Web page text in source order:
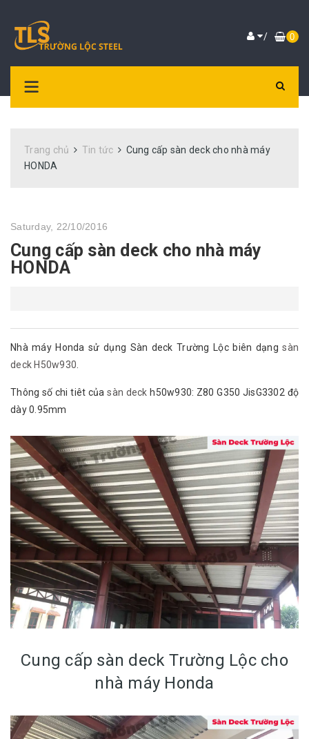
/ 0
Trang chủ Tin tức
Cung cấp sàn deck cho nhà máy
HONDA
Saturday, 22/10/2016
Cung cấp sàn deck cho nhà máy
HONDA
Nhà máy Honda sử dụng Sàn deck Trường Lộc biên dạngsàn
deck H50w930
Thông số chi tiêt củasàn deck h50w930: Z80 G350 JisG3302 độ
dày 0.95mm
Cung cấp sàn deck Trường Lộc cho
nhà máy Honda